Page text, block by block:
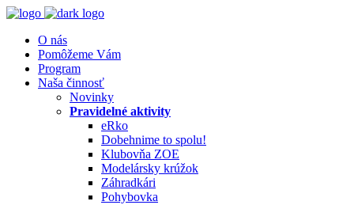
O nás
Pomôžeme Vám
Program
Naša činnosť
Novinky
Pravidelné aktivity
eRko
Dobehnime to spolu!
Klubovňa ZOE
Modelársky krúžok
Záhradkári
Pohybovka